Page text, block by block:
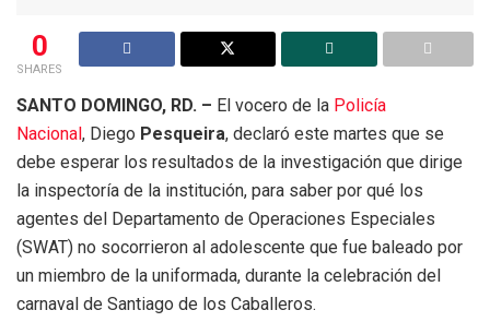
0
SHARES
SANTO DOMINGO, RD. – El vocero de la Policía
Nacional, Diego Pesqueira, declaró este martes que se
debe esperar los resultados de la investigación que dirige
la inspectoría de la institución, para saber por qué los
agentes del Departamento de Operaciones Especiales
(SWAT) no socorrieron al adolescente que fue baleado por
un miembro de la uniformada, durante la celebración del
carnaval de Santiago de los Caballeros.